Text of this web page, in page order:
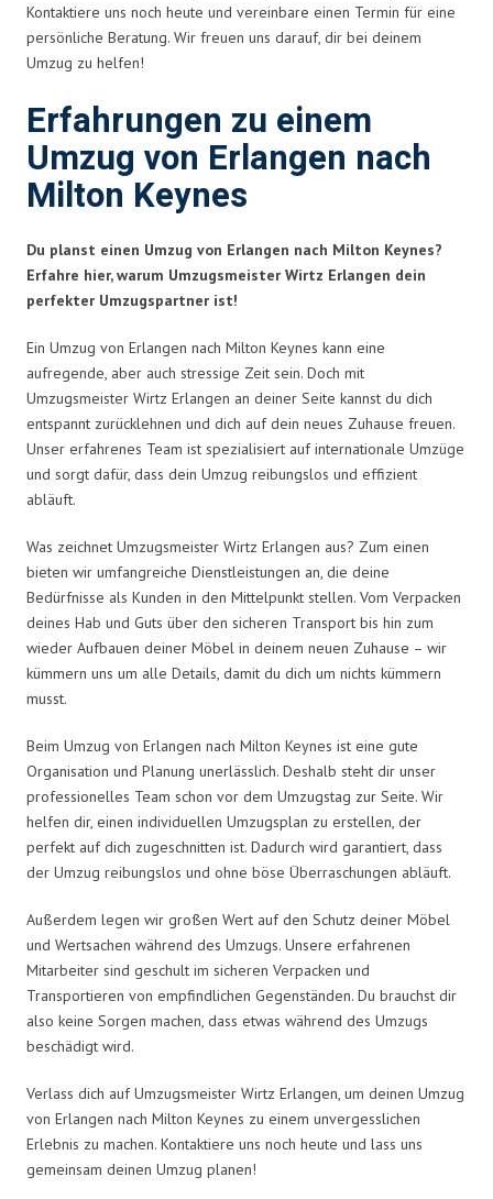
Kontaktiere uns noch heute und vereinbare einen Termin für eine
persönliche Beratung. Wir freuen uns darauf, dir bei deinem
Umzug zu helfen!
Erfahrungen zu einem
Umzug von Erlangen nach
Milton Keynes
Du planst einen Umzug von Erlangen nach Milton Keynes?
Erfahre hier, warum Umzugsmeister Wirtz Erlangen dein
perfekter Umzugspartner ist!
Ein Umzug von Erlangen nach Milton Keynes kann eine
aufregende, aber auch stressige Zeit sein. Doch mit
Umzugsmeister Wirtz Erlangen an deiner Seite kannst du dich
entspannt zurücklehnen und dich auf dein neues Zuhause freuen.
Unser erfahrenes Team ist spezialisiert auf internationale Umzüge
und sorgt dafür, dass dein Umzug reibungslos und effizient
abläuft.
Was zeichnet Umzugsmeister Wirtz Erlangen aus? Zum einen
bieten wir umfangreiche Dienstleistungen an, die deine
Bedürfnisse als Kunden in den Mittelpunkt stellen. Vom Verpacken
deines Hab und Guts über den sicheren Transport bis hin zum
wieder Aufbauen deiner Möbel in deinem neuen Zuhause – wir
kümmern uns um alle Details, damit du dich um nichts kümmern
musst.
Beim Umzug von Erlangen nach Milton Keynes ist eine gute
Organisation und Planung unerlässlich. Deshalb steht dir unser
professionelles Team schon vor dem Umzugstag zur Seite. Wir
helfen dir, einen individuellen Umzugsplan zu erstellen, der
perfekt auf dich zugeschnitten ist. Dadurch wird garantiert, dass
der Umzug reibungslos und ohne böse Überraschungen abläuft.
Außerdem legen wir großen Wert auf den Schutz deiner Möbel
und Wertsachen während des Umzugs. Unsere erfahrenen
Mitarbeiter sind geschult im sicheren Verpacken und
Transportieren von empfindlichen Gegenständen. Du brauchst dir
also keine Sorgen machen, dass etwas während des Umzugs
beschädigt wird.
Verlass dich auf Umzugsmeister Wirtz Erlangen, um deinen Umzug
von Erlangen nach Milton Keynes zu einem unvergesslichen
Erlebnis zu machen. Kontaktiere uns noch heute und lass uns
gemeinsam deinen Umzug planen!